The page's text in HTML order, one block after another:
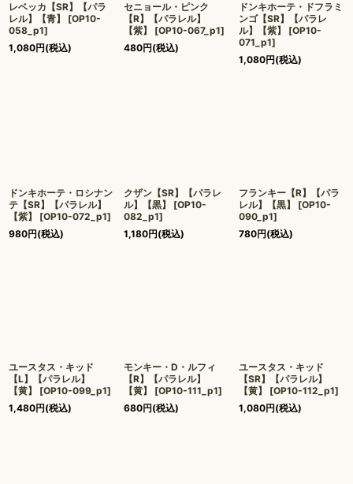
レベッカ【SR】【パラ
レル】【青】
[OP10-
058_p1]
1,080円(税込)
セニョール・ピンク
【R】【パラレル】
【紫】
[OP10-067_p1]
480円(税込)
ドンキホーテ・ドフラミ
ンゴ【SR】【パラレ
ル】【紫】
[OP10-
071_p1]
1,080円(税込)
ドンキホーテ・ロシナン
テ【SR】【パラレル】
【紫】
[OP10-072_p1]
980円(税込)
クザン【SR】【パラレ
ル】【黒】
[OP10-
082_p1]
1,180円(税込)
フランキー【R】【パラ
レル】【黒】
[OP10-
090_p1]
780円(税込)
ユースタス・キッド
【L】【パラレル】
【黄】
[OP10-099_p1]
1,480円(税込)
モンキー・D・ルフィ
【R】【パラレル】
【黄】
[OP10-111_p1]
680円(税込)
ユースタス・キッド
【SR】【パラレル】
【黄】
[OP10-112_p1]
1,080円(税込)